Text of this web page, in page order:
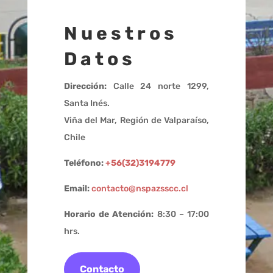
Nuestros
Datos
Dirección:Calle 24 norte 1299,
Santa Inés.
Viña del Mar, Región de Valparaíso,
Chile
Teléfono:+56(32)3194779
Email:contacto@nspazsscc.cl
Horario de Atención: 8:30 – 17:00
hrs.
Contacto